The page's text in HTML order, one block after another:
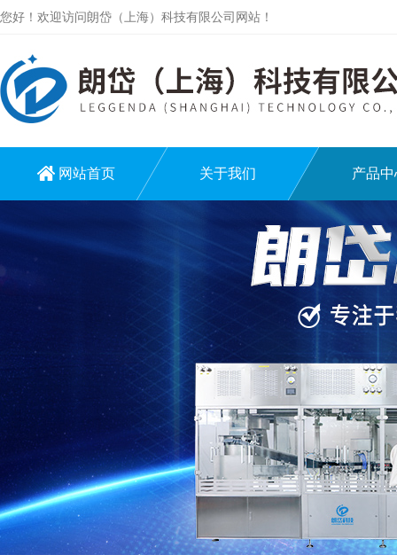
您好！欢迎访问朗岱（上海）科技有限公司网站！
网站首页 关于我们 产品中